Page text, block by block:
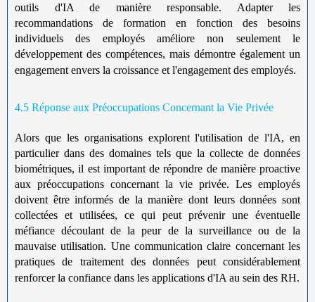
outils d'IA de manière responsable. Adapter les
recommandations de formation en fonction des besoins
individuels des employés améliore non seulement le
développement des compétences, mais démontre également un
engagement envers la croissance et l'engagement des employés.
4.5 Réponse aux Préoccupations Concernant la Vie Privée
Alors que les organisations explorent l'utilisation de l'IA, en
particulier dans des domaines tels que la collecte de données
biométriques, il est important de répondre de manière proactive
aux préoccupations concernant la vie privée. Les employés
doivent être informés de la manière dont leurs données sont
collectées et utilisées, ce qui peut prévenir une éventuelle
méfiance découlant de la peur de la surveillance ou de la
mauvaise utilisation. Une communication claire concernant les
pratiques de traitement des données peut considérablement
renforcer la confiance dans les applications d'IA au sein des RH.